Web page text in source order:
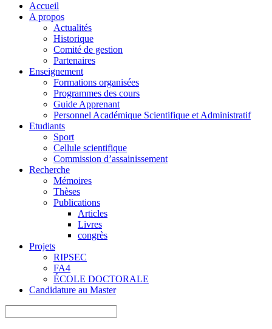
Accueil
A propos
Actualités
Historique
Comité de gestion
Partenaires
Enseignement
Formations organisées
Programmes des cours
Guide Apprenant
Personnel Académique Scientifique et Administratif
Etudiants
Sport
Cellule scientifique
Commission d’assainissement
Recherche
Mémoires
Thèses
Publications
Articles
Livres
congrès
Projets
RIPSEC
FA4
ÉCOLE DOCTORALE
Candidature au Master